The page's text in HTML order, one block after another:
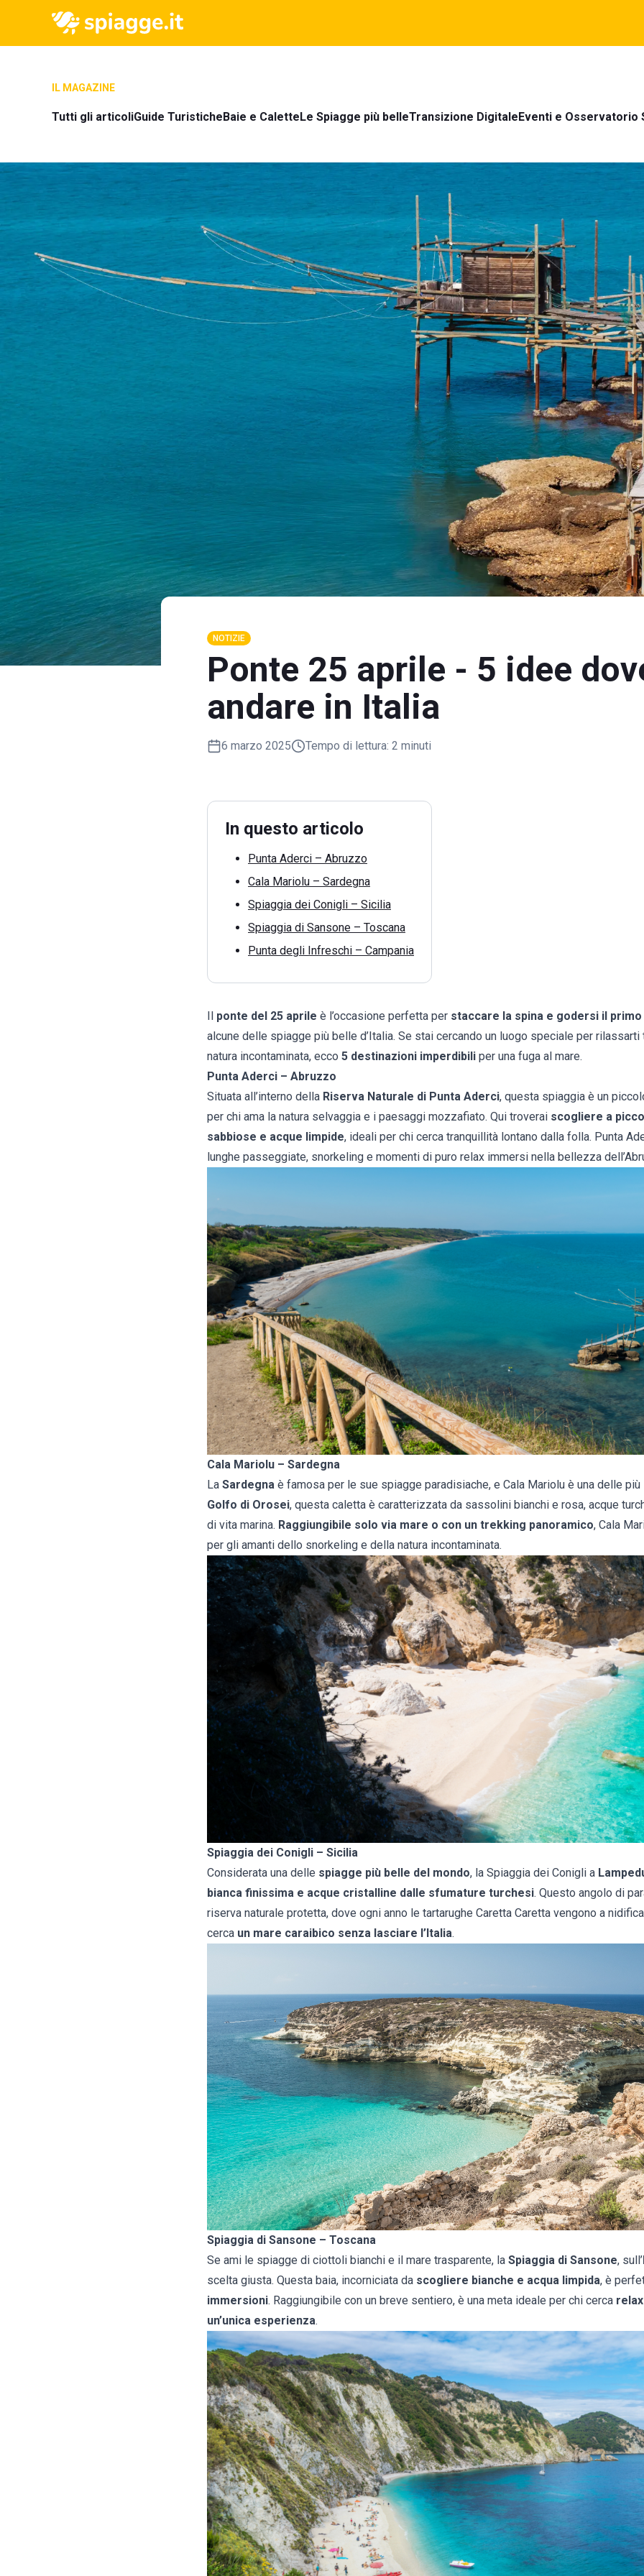
IL MAGAZINE
Tutti gli articoliGuide TuristicheBaie e CaletteLe Spiagge più belleTransizione DigitaleEventi e Osservatorio
NOTIZIE
Ponte 25 aprile - 5 idee
andare in Italia
6 marzo 2025 Tempo di lettura: 2 minuti
In questo articolo
Punta Aderci – Abruzzo
Cala Mariolu – Sardegna
Spiaggia dei Conigli – Sicilia
Spiaggia di Sansone – Toscana
Punta degli Infreschi – Campania
Il ponte del 25 aprile è l’occasione perfetta per staccare la spina e godersi il
alcune delle spiagge più belle d’Italia. Se stai cercando un luogo speciale per
natura incontaminata, ecco 5 destinazioni imperdibili per una fuga al mare.
Punta Aderci – Abruzzo
Situata all’interno della Riserva Naturale di Punta Aderci, questa spiaggia è un
per chi ama la natura selvaggia e i paesaggi mozzafiato. Qui troverai scogliere a
sabbiose e acque limpide, ideali per chi cerca tranquillità lontano dalla folla. Punta
lunghe passeggiate, snorkeling e momenti di puro relax immersi nella bellezza
Cala Mariolu – Sardegna
La Sardegna è famosa per le sue spiagge paradisiache, e Cala Mariolu è una delle
Golfo di Orosei, questa caletta è caratterizzata da sassolini bianchi e rosa, acque
di vita marina. Raggiungibile solo via mare o con un trekking panoramico, Cala
per gli amanti dello snorkeling e della natura incontaminata.
Spiaggia dei Conigli – Sicilia
Considerata una delle spiagge più belle del mondo, la Spiaggia dei Conigli a
bianca finissima e acque cristalline dalle sfumature turchesi. Questo angolo di
riserva naturale protetta, dove ogni anno le tartarughe Caretta Caretta vengono a
cerca un mare caraibico senza lasciare l’Italia.
Spiaggia di Sansone – Toscana
Se ami le spiagge di ciottoli bianchi e il mare trasparente, la Spiaggia di Sansone, sull’
scelta giusta. Questa baia, incorniciata da scogliere bianche e acqua limpida, è
immersioni. Raggiungibile con un breve sentiero, è una meta ideale per chi cerca
un’unica esperienza.